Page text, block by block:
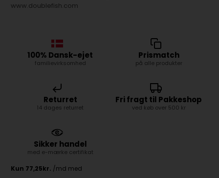
www.doublefish.com
100% Dansk-ejet
familievirksomhed
Prismatch
på alle produkter
Returret
14 dages returret
Fri fragt til Pakkeshop
ved køb over 500 kr
Sikker handel
med e-mærke certifikat